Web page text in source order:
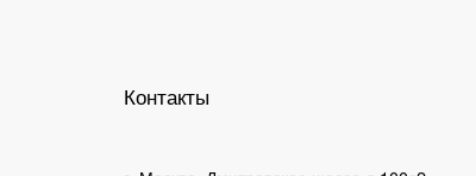
Контакты